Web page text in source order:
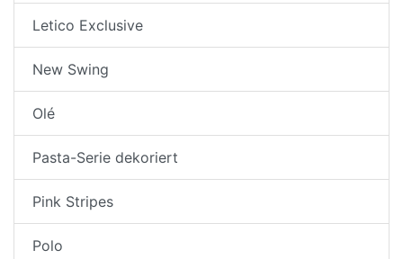
Letico Exclusive
New Swing
Olé
Pasta-Serie dekoriert
Pink Stripes
Polo